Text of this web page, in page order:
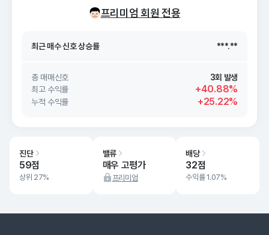
프리미엄 회원 전용
26. 08/08
최근 매수 신호 상승률 ***.**
최근 매수 신호 ***.**
총 매매신호
3회 발생
최고 수익률
+40.88%
누적 수익률 +25.22%
진단
59점
상위 27%
밸류
매우 고평가
프리미엄
배당
32점
수익률 1.07%